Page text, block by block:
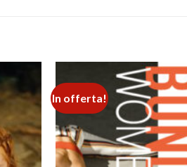
Add to
wishlist
In offerta!